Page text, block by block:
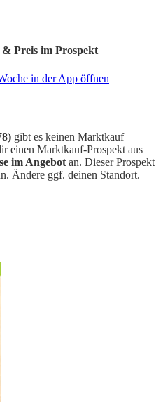
Preis im Prospekt
in der App öffnen
gibt es keinen Marktkauf
einen Marktkauf-Prospekt aus
im Angebot an. Dieser Prospekt
Ändere ggf. deinen Standort.